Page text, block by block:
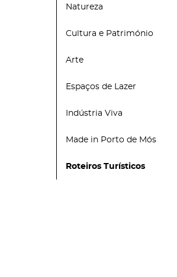
Natureza
Cultura e Património
Arte
Espaços de Lazer
Indústria Viva
Made in Porto de Mós
Roteiros Turísticos